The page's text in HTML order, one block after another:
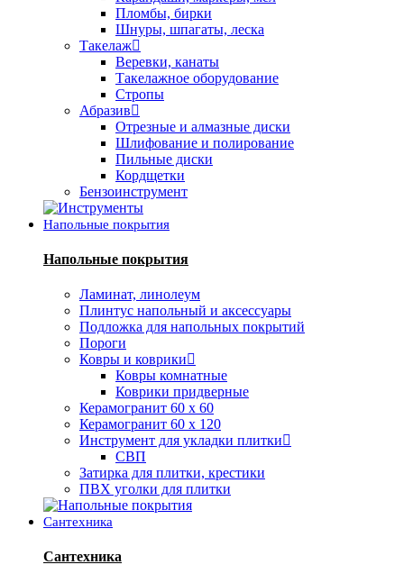
Пломбы, бирки
Шнуры, шпагаты, леска
Такелаж
Веревки, канаты
Такелажное оборудование
Стропы
Абразив
Отрезные и алмазные диски
Шлифование и полирование
Пильные диски
Кордщетки
Бензоинструмент
Напольные покрытия
Напольные покрытия
Ламинат, линолеум
Плинтус напольный и аксессуары
Подложка для напольных покрытий
Пороги
Ковры и коврики
Ковры комнатные
Коврики придверные
Керамогранит 60 х 60
Керамогранит 60 х 120
Инструмент для укладки плитки
СВП
Затирка для плитки, крестики
ПВХ уголки для плитки
Сантехника
Сантехника